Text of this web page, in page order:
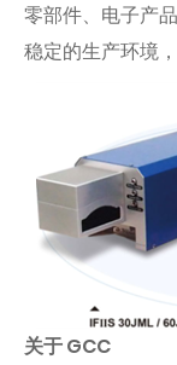
零部件、电子产
稳定的生产环境
关于 GCC